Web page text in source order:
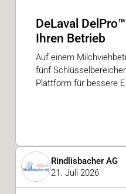
DeLaval
Ihren Betrieb
Auf einem
fünf
Plattform für bessere
Rindlisbacher AG
21. Juli 2026